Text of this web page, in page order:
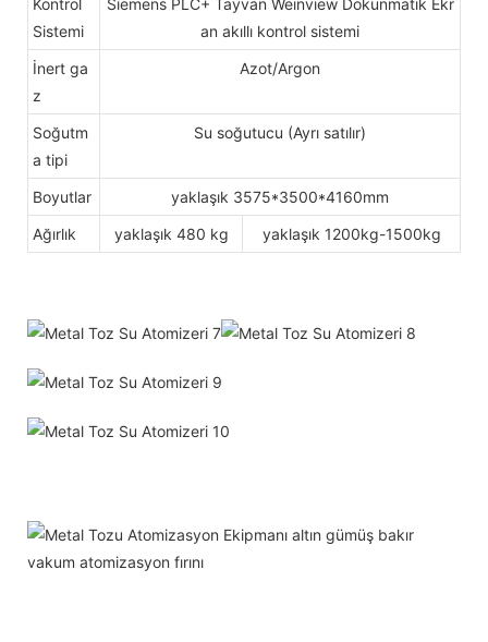
Sistemi
an akıllı kontrol sistemi
İnert ga
z
Azot/Argon
Soğutm
a tipi
Su soğutucu (Ayrı satılır)
Boyutlar
yaklaşık 3575*3500*4160mm
Ağırlık
yaklaşık 480 kg yaklaşık 1200kg-1500kg